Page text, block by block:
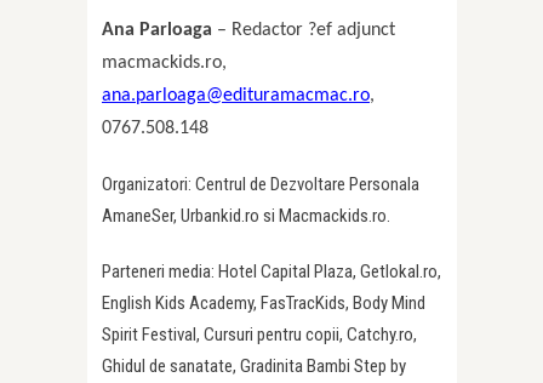
Ana Parloaga – Redactor ?ef adjunct
macmackids.ro,
ana.parloaga@edituramacmac.ro,
0767.508.148
Organizatori: Centrul de Dezvoltare Personala
AmaneSer, Urbankid.ro si Macmackids.ro.
Parteneri media: Hotel Capital Plaza, Getlokal.ro,
English Kids Academy, FasTracKids, Body Mind
Spirit Festival, Cursuri pentru copii, Catchy.ro,
Ghidul de sanatate, Gradinita Bambi Step by